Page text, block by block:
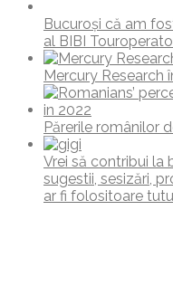
Bucuroși că am
al BIBI
Mercury Research
Părerile românilor
Vrei să contribui la
sugestii, sesizări,
ar fi folositoare